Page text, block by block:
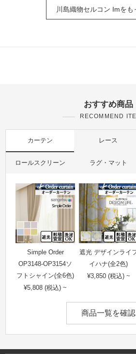
川島織物セルコン Imをも
おすすめ商品
RECOMMEND
カーテン レース
ロールスクリーン ラグ・マット
Simple Order
OP3148-OP3154ソ
フトシャイン(全6色)
¥5,808 (税込) ~
遮光 デザインライ
イハナ(全2色)
¥3,850 (税込) ~
商品一覧を確認